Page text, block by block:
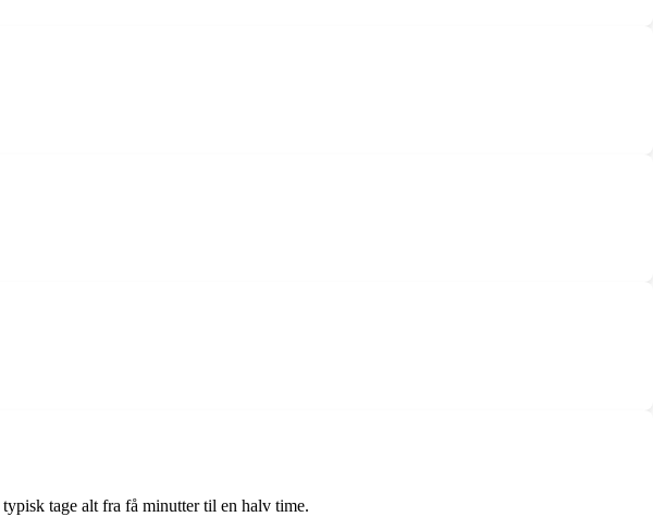
tage alt fra få minutter til en halv time.